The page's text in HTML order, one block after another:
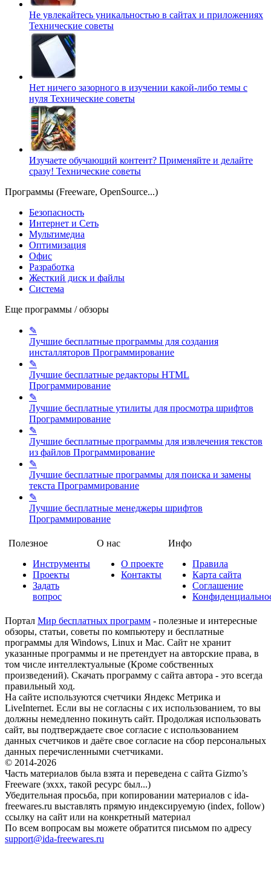
Не увлекайтесь уникальностью в сайтах и приложениях
Технические советы
Нет ничего зазорного в изучении какой-либо темы с
нуля Технические советы
Изучаете обучающий контент? Применяйте и делайте
сразу! Технические советы
Программы (Freeware, OpenSource...)
Безопасность
Интернет и Сеть
Мультимедиа
Оптимизация
Офис
Разработка
Жесткий диск и файлы
Система
Еще программы / обзоры
✎
Лучшие бесплатные программы для создания
инсталляторов Программирование
✎
Лучшие бесплатные редакторы HTML
Программирование
✎
Лучшие бесплатные утилиты для просмотра шрифтов
Программирование
✎
Лучшие бесплатные программы для извлечения текстов
из файлов Программирование
✎
Лучшие бесплатные программы для поиска и замены
текста Программирование
✎
Лучшие бесплатные менеджеры шрифтов
Программирование
Полезное
Инструменты
Проекты
Задать
вопрос
О нас
О проекте
Контакты
Инфо
Правила
Карта сайта
Соглашение
Портал Мир бесплатных программ - полезные и интересные
обзоры, статьи, советы по компьютеру и бесплатные
программы для Windows, Linux и Mac. Сайт не хранит
указанные программы и не претендует на авторские права, в
том числе интеллектуальные (Кроме собственных
произведений). Скачать программу с сайта автора - это всегда
правильный ход.
На сайте используются счетчики Яндекс Метрика и
LiveInternet. Если вы не согласны с их использованием, то вы
должны немедленно покинуть сайт. Продолжая использовать
сайт, вы подтверждаете свое согласие с использованием
данных счетчиков и даёте свое согласие на сбор персональных
данных перечисленными счетчиками.
© 2014-2026
Часть материалов была взята и переведена с сайта Gizmo’s
Freeware (эххх, такой ресурс был...)
Убедительная просьба, при копировании материалов с ida-
freewares.ru выставлять прямую индексируемую (index, follow)
ссылку на сайт или на конкретный материал
По всем вопросам вы можете обратится письмом по адресу
support@ida-freewares.ru